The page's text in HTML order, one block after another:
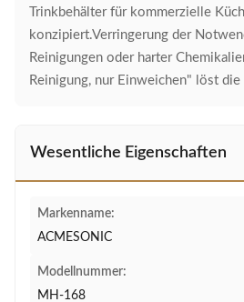
Trinkbehälter für kommerzielle
konzipiert.Verringerung der
Reinigungen oder harter
Reinigung, nur Einweichen" löst die
Wesentliche Eigenschaften
Markenname:
ACMESONIC
Modellnummer:
MH-168